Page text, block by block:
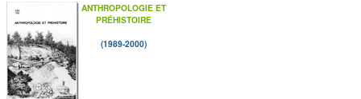
ANTHROPOLOGIE ET
PRÉHISTOIRE
(1989-2000)